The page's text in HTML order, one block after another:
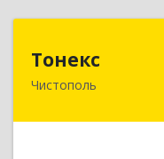
Тонекс
Чистополь
422980,